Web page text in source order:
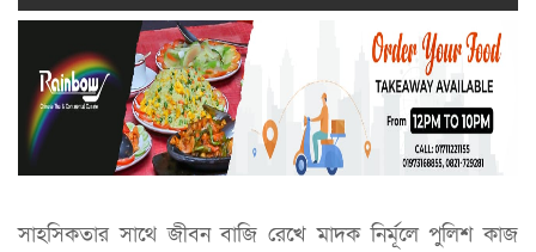
সাহসিকতার সাথে জীবন বাজি রেখে মাদক নির্মূলে পুলিশ কাজ